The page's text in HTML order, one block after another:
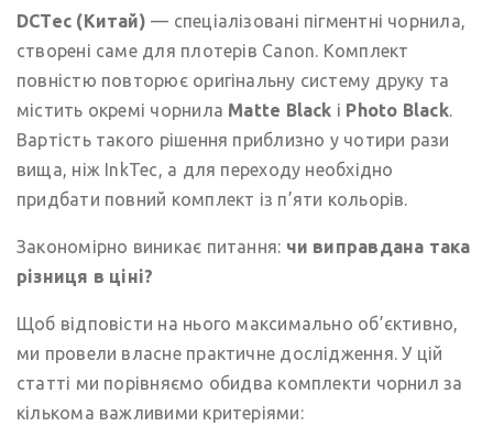
DCTec (Китай) — спеціалізовані пігментні чорнила,
створені саме для плотерів Canon. Комплект
повністю повторює оригінальну систему друку та
містить окремі чорнила Matte Black і Photo Black.
Вартість такого рішення приблизно у чотири рази
вища, ніж InkTec, а для переходу необхідно
придбати повний комплект із п’яти кольорів.
Закономірно виникає питання: чи виправдана така
різниця в ціні?
Щоб відповісти на нього максимально об’єктивно,
ми провели власне практичне дослідження. У цій
статті ми порівняємо обидва комплекти чорнил за
кількома важливими критеріями: